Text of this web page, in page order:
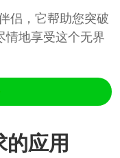
侣，它帮助您突破
情地享受这个无界
应用